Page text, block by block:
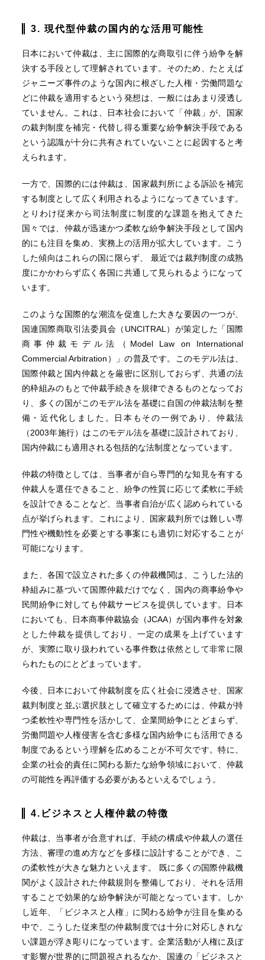
3. 現代型仲裁の国内的な活用可能性
日本において仲裁は、主に国際的な商取引に伴う紛争を解
決する手段として理解されています。そのため、たとえば
ジャニーズ事件のような国内に根ざした人権・労働問題な
どに仲裁を適用するという発想は、一般にはあまり浸透し
ていません。これは、日本社会において「仲裁」が、国家
の裁判制度を補完・代替し得る重要な紛争解決手段である
という認識が十分に共有されていないことに起因すると考
えられます。
一方で、国際的には仲裁は、国家裁判所による訴訟を補完
する制度として広く利用されるようになってきています。
とりわけ従来から司法制度に制度的な課題を抱えてきた
国々では、仲裁が迅速かつ柔軟な紛争解決手段として国内
的にも注目を集め、実務上の活用が拡大しています。こう
した傾向はこれらの国に限らず、 最近では裁判制度の成熟
度にかかわらず広く各国に共通して見られるようになって
います。
このような国際的な潮流を促進した大きな要因の一つが、
国連国際商取引法委員会（UNCITRAL）が策定した「国際
商事仲裁モデル法（Model Law on International
Commercial Arbitration）」の普及です。このモデル法は、
国際仲裁と国内仲裁とを厳密に区別しておらず、共通の法
的枠組みのもとで仲裁手続きを規律できるものとなってお
り、多くの国がこのモデル法を基礎に自国の仲裁法制を整
備・近代化しました。日本もその一例であり、仲裁法
（2003年施行）はこのモデル法を基礎に設計されており、
国内仲裁にも適用される包括的な法制度となっています。
仲裁の特徴としては、当事者が自ら専門的な知見を有する
仲裁人を選任できること、紛争の性質に応じて柔軟に手続
を設計できることなど、当事者自治が広く認められている
点が挙げられます。これにより、国家裁判所では難しい専
門性や機動性を必要とする事案にも適切に対応することが
可能になります。
また、各国で設立された多くの仲裁機関は、こうした法的
枠組みに基づいて国際仲裁だけでなく、国内の商事紛争や
民間紛争に対しても仲裁サービスを提供しています。日本
においても、日本商事仲裁協会（JCAA）が国内事件を対象
とした仲裁を提供しており、一定の成果を上げています
が、実際に取り扱われている事件数は依然として非常に限
られたものにとどまっています。
今後、日本において仲裁制度を広く社会に浸透させ、国家
裁判制度と並ぶ選択肢として確立するためには、仲裁が持
つ柔軟性や専門性を活かして、企業間紛争にとどまらず、
労働問題や人権侵害を含む多様な国内紛争にも活用できる
制度であるという理解を広めることが不可欠です。特に、
企業の社会的責任に関わる新たな紛争領域において、仲裁
の可能性を再評価する必要があるといえるでしょう。
4.ビジネスと人権仲裁の特徴
仲裁は、当事者が合意すれば、手続の構成や仲裁人の選任
方法、審理の進め方などを多様に設計することができ、こ
の柔軟性が大きな魅力といえます。 既に多くの国際仲裁機
関がよく設計された仲裁規則を整備しており、それを活用
することで効果的な紛争解決が可能となっています。しか
し近年、「ビジネスと人権」に関わる紛争が注目を集める
中で、こうした従来型の仲裁制度では十分に対応しきれな
い課題が浮き彫りになっています。企業活動が人権に及ぼ
す影響が世界的に問題視されるなか、国連の「ビジネスと